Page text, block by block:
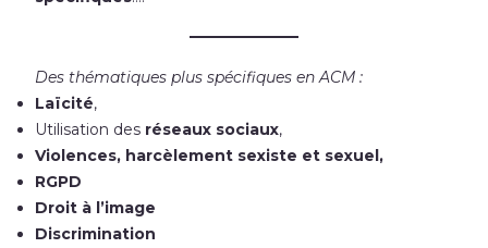
Des thématiques plus spécifiques en ACM :
Laïcité,
Utilisation des réseaux sociaux,
Violences, harcèlement sexiste et sexuel,
RGPD
Droit à l’image
Discrimination